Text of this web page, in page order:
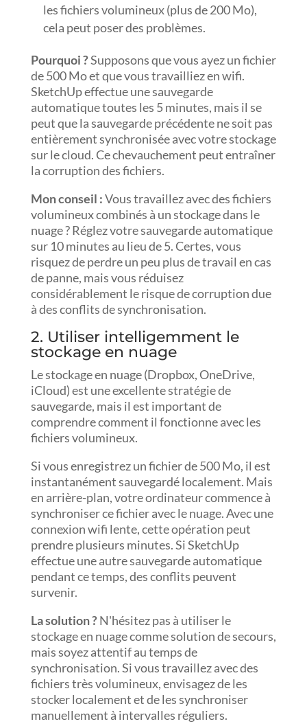
les fichiers volumineux (plus de 200 Mo),
cela peut poser des problèmes.
Pourquoi ?Supposons que vous ayez un fichier
de 500 Mo et que vous travailliez en wifi.
SketchUp effectue une sauvegarde
automatique toutes les 5 minutes, mais il se
peut que la sauvegarde précédente ne soit pas
entièrement synchronisée avec votre stockage
sur le cloud. Ce chevauchement peut entraîner
la corruption des fichiers.
Mon conseil :Vous travaillez avec des fichiers
volumineux combinés à un stockage dans le
nuage ? Réglez votre sauvegarde automatique
sur 10 minutes au lieu de 5. Certes, vous
risquez de perdre un peu plus de travail en cas
de panne, mais vous réduisez
considérablement le risque de corruption due
à des conflits de synchronisation.
2. Utiliser intelligemment le
stockage en nuage
Le stockage en nuage (Dropbox, OneDrive,
iCloud) est une excellente stratégie de
sauvegarde, mais il est important de
comprendre comment il fonctionne avec les
fichiers volumineux.
Si vous enregistrez un fichier de 500 Mo, il est
instantanément sauvegardé localement. Mais
en arrière-plan, votre ordinateur commence à
synchroniser ce fichier avec le nuage. Avec une
connexion wifi lente, cette opération peut
prendre plusieurs minutes. Si SketchUp
effectue une autre sauvegarde automatique
pendant ce temps, des conflits peuvent
survenir.
La solution ?N'hésitez pas à utiliser le
stockage en nuage comme solution de secours,
mais soyez attentif au temps de
synchronisation. Si vous travaillez avec des
fichiers très volumineux, envisagez de les
stocker localement et de les synchroniser
manuellement à intervalles réguliers.